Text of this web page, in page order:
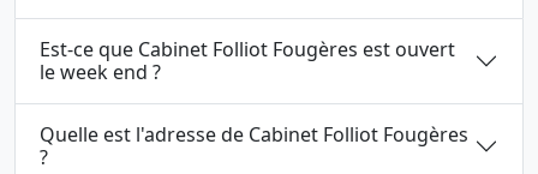
Est-ce que Cabinet Folliot Fougères est ouvert
le week end ?
Quelle est l'adresse de Cabinet Folliot Fougères
?